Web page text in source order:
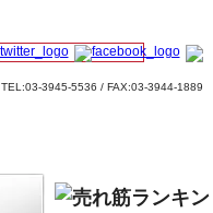
TEL:03-3945-5536 / FAX:03-3944-1889